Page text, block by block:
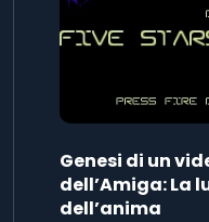
Genesi di un
dell’Amiga: La
dell’anima